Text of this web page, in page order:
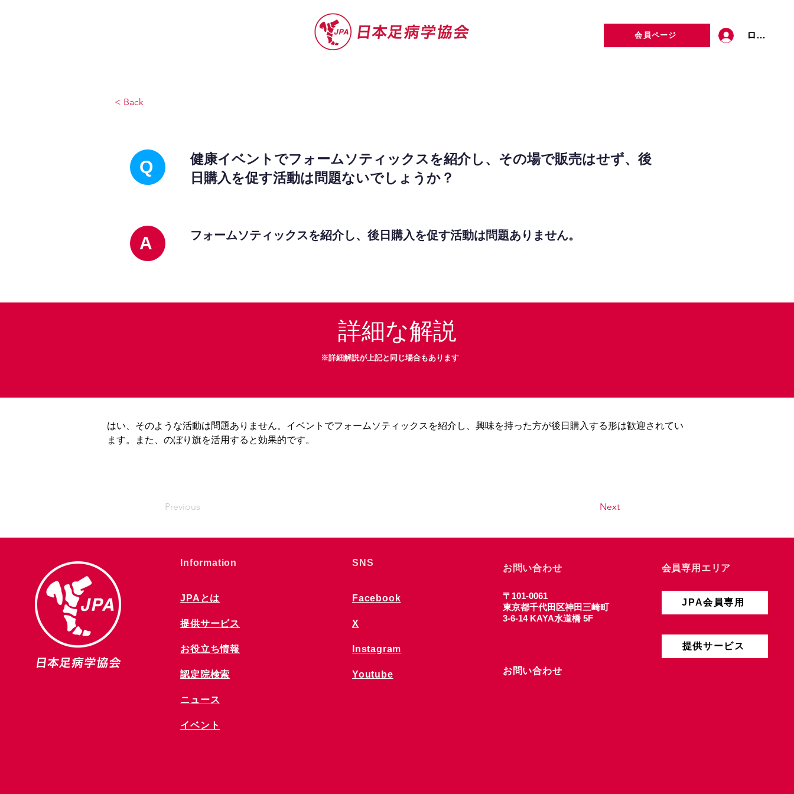
会員ページ ログイン
< Back
Q
健康イベントでフォームソティックスを紹介し、その場で販売はせず、後
日購入を促す活動は問題ないでしょうか？
A フォームソティックスを紹介し、後日購入を促す活動は問題ありません。
詳細な解説
※詳細解説が上記と同じ場合もあります
はい、そのような活動は問題ありません。イベントでフォームソティックスを紹介し、興味を持った方が後日購入する形は歓迎されてい
ます。また、のぼり旗を活用すると効果的です。
Previous Next
​Information
JPAとは
提供サービス
お役立ち情報
​認定院検索
ニュース
​イベント
SNS
Facebook
X
Instagram
Youtube
お問い合わせ
〒101-0061
東京都千代田区神田三崎町
3-6-14 KAYA水道橋 5F
お問い合わせ
会員専用エリア
JPA会員専用
提供サービス